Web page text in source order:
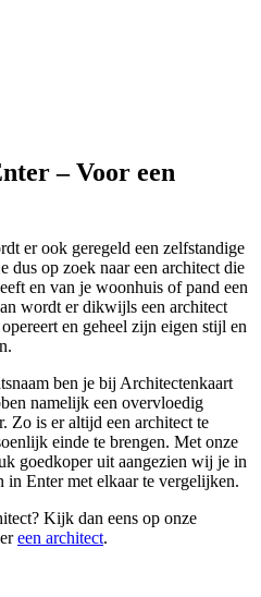
– Voor een
er ook geregeld een zelfstandige
dus op zoek naar een architect die
en van je woonhuis of pand een
wordt er dikwijls een architect
en geheel zijn eigen stijl en
ben je bij Architectenkaart
namelijk een overvloedig
Zo is er altijd een architect te
einde te brengen. Met onze
goedkoper uit aangezien wij je in
in Enter met elkaar te vergelijken.
Kijk dan eens op onze
een architect.